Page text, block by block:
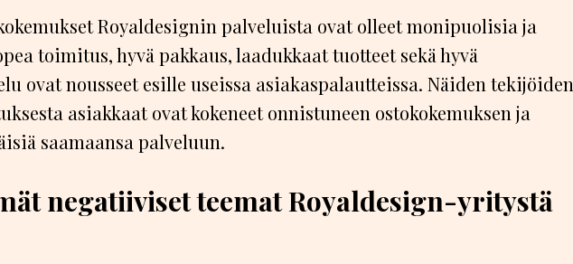
Royaldesignin palveluista ovat olleet monipuolisia ja
toimitus, hyvä pakkaus, laadukkaat tuotteet sekä hyvä
ovat nousseet esille useissa asiakaspalautteissa. Näiden tekijöiden
asiakkaat ovat kokeneet onnistuneen ostokokemuksen ja
saamaansa palveluun.
negatiiviset teemat Royaldesign-yritystä